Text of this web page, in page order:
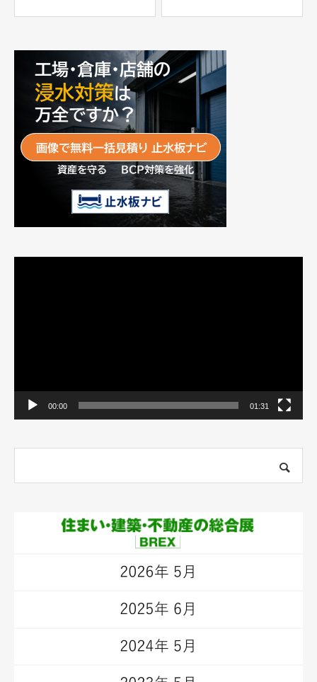
富士工業株式会社
00:00 01:31